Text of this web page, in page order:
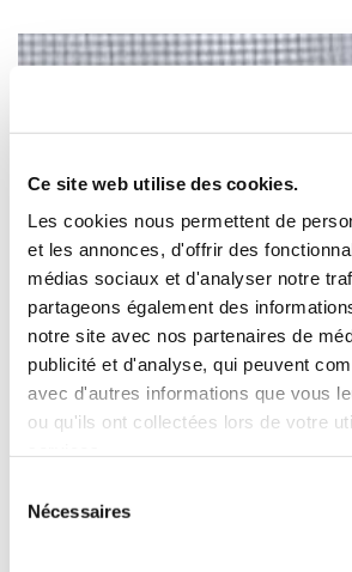
Ce site web utilise des cookies.
Les cookies nous permettent de
et les annonces, d'offrir des
médias sociaux et d'analyser notre
partageons également des
notre site avec nos partenaires de
publicité et d'analyse, qui peuvent
avec d'autres informations que vous
ou qu'ils ont collectées lors de votre
Nécessaires